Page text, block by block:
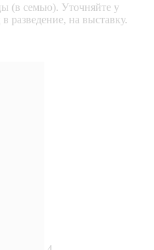
(в семью). Уточняйте у
разведение, на выставку.